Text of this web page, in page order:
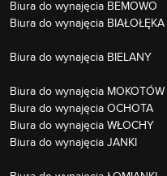
Biura do wynajęcia BEMOWO
Biura do wynajęcia BIAŁOŁĘKA
Biura do wynajęcia BIELANY
Biura do wynajęcia MOKOTÓW
Biura do wynajęcia OCHOTA
Biura do wynajęcia WŁOCHY
Biura do wynajęcia JANKI